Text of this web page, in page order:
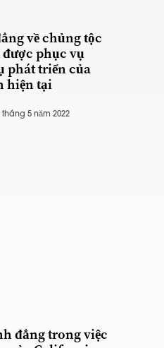
về chủng tộc
được phục vụ
phát triển của
hiện tại
tháng 5 năm 2022
đẳng trong việc